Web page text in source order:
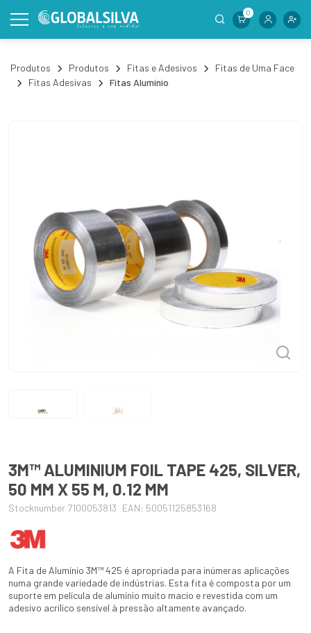
0
Produtos Produtos Fitas e Adesivos
Fitas de Uma Face
Fitas Adesivas
Fitas Alumínio
3M™ ALUMINIUM FOIL TAPE 425, SILVER,
50 MM X 55 M, 0.12 MM
Stocknumber 7100053813 EAN: 50051125853168
A Fita de Alumínio 3M™ 425 é apropriada para inúmeras aplicações
numa grande variedade de indústrias. Esta fita é composta por um
suporte em película de alumínio muito macio e revestida com um
adesivo acrílico sensível à pressão altamente avançado.